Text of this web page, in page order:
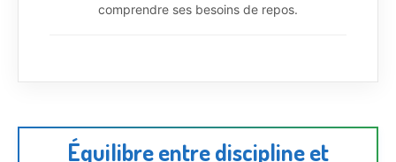
comprendre ses besoins de repos.
Équilibre entre discipline et